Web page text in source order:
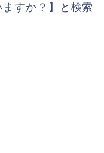
すか？】と検索